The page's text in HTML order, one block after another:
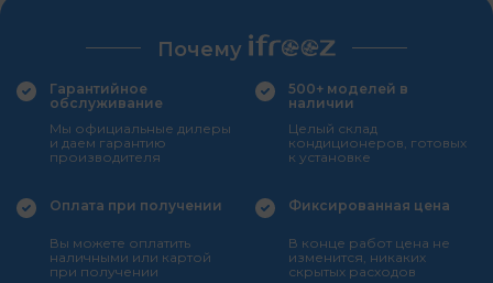
Почему
Гарантийное
обслуживание
Мы официальные дилеры
и даем гарантию
производителя
500+ моделей в
наличии
Целый склад
кондиционеров, готовых
к установке
Оплата при получении
Вы можете оплатить
наличными или картой
при получении
Фиксированная цена
В конце работ цена не
изменится, никаких
скрытых расходов